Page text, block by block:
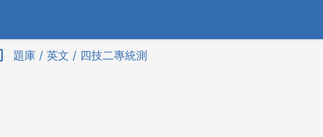
題庫 / 英文 / 四技二專統測